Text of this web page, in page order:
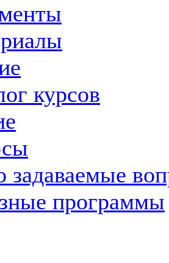
курсов
задаваемые
программы